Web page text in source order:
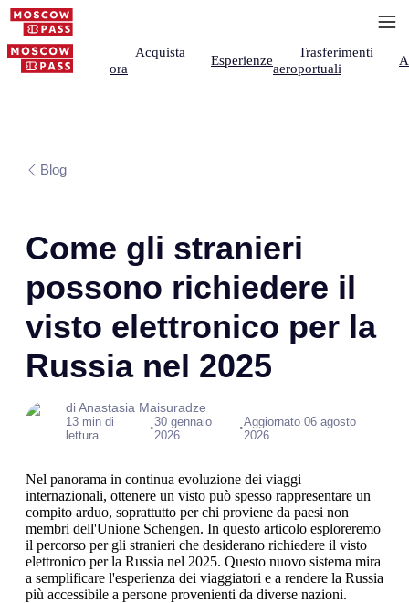
Acquista
ora
Esperienze
Trasferimenti
aeroportuali
Blog
Come gli stranieri
possono richiedere il
visto elettronico per la
Russia nel 2025
di Anastasia Maisuradze
13 min di
lettura
•30 gennaio
2026
•Aggiornato 06 agosto
2026
Nel panorama in continua evoluzione dei viaggi
internazionali, ottenere un visto può spesso rappresentare un
compito arduo, soprattutto per chi proviene da paesi non
membri dell'Unione Schengen. In questo articolo esploreremo
il percorso per gli stranieri che desiderano richiedere il visto
elettronico per la Russia nel 2025. Questo nuovo sistema mira
a semplificare l'esperienza dei viaggiatori e a rendere la Russia
più accessibile a persone provenienti da diverse nazioni.